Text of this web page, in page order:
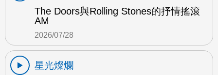
The Doors與Rolling Stones的抒情搖滾
AM
2026/07/28
星光燦爛